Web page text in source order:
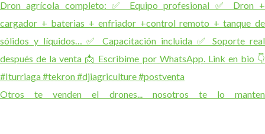
Otros te venden el drones... nosotros te lo manten